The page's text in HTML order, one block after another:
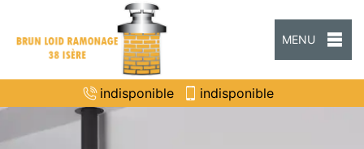
MENU
indisponible indisponible